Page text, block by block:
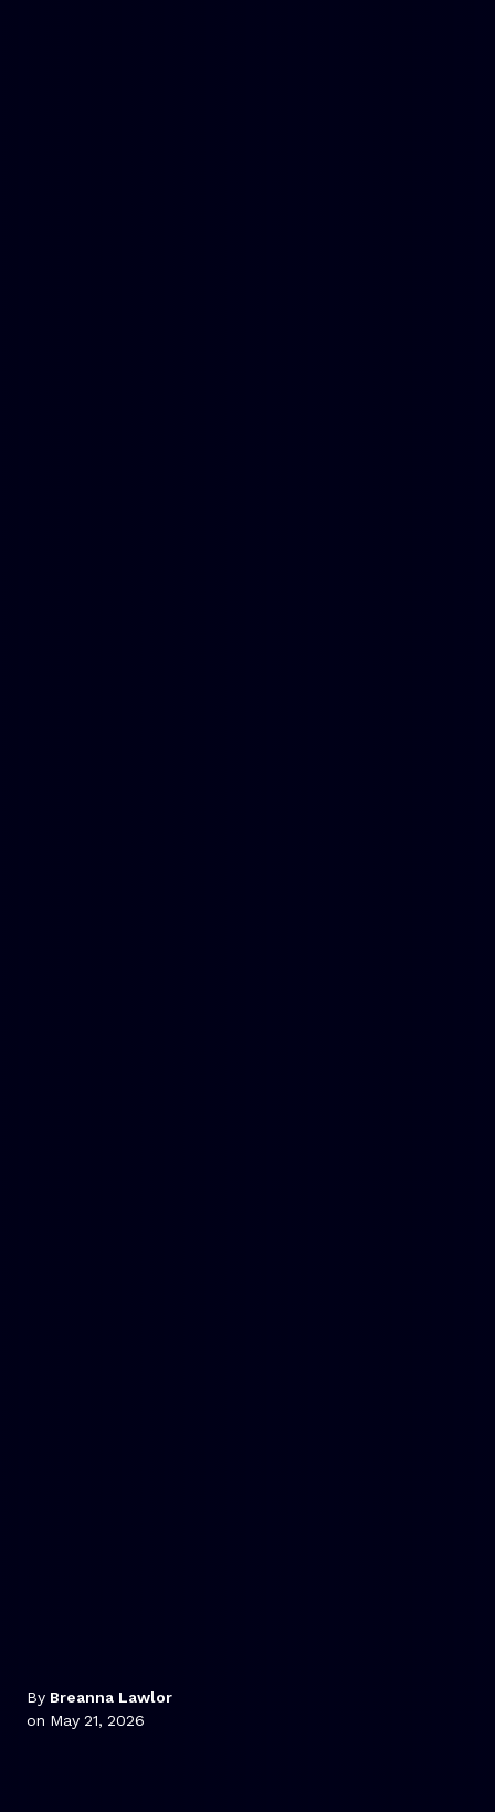
By Breanna Lawlor
on May 21, 2026